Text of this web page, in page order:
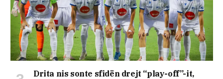
Drita nis sonte sfidën drejt “play-off”-it,